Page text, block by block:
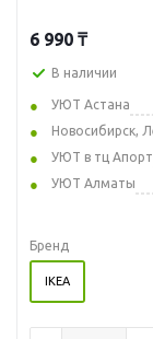
6 990 ₸
В наличии
УЮТ Астана
Новосибирск,
УЮТ в тц Апорт
УЮТ Алматы
Бренд
IKEA